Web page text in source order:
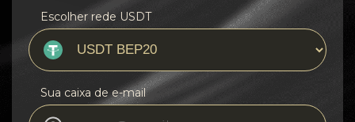
Escolher rede USDT
Sua caixa de e-mail